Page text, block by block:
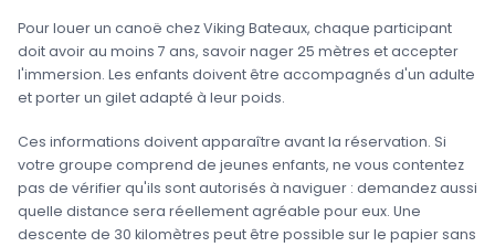
Pour louer un canoë chez Viking Bateaux, chaque participant
doit avoir au moins 7 ans, savoir nager 25 mètres et accepter
l'immersion. Les enfants doivent être accompagnés d'un adulte
et porter un gilet adapté à leur poids.
Ces informations doivent apparaître avant la réservation. Si
votre groupe comprend de jeunes enfants, ne vous contentez
pas de vérifier qu'ils sont autorisés à naviguer : demandez aussi
quelle distance sera réellement agréable pour eux. Une
descente de 30 kilomètres peut être possible sur le papier sans